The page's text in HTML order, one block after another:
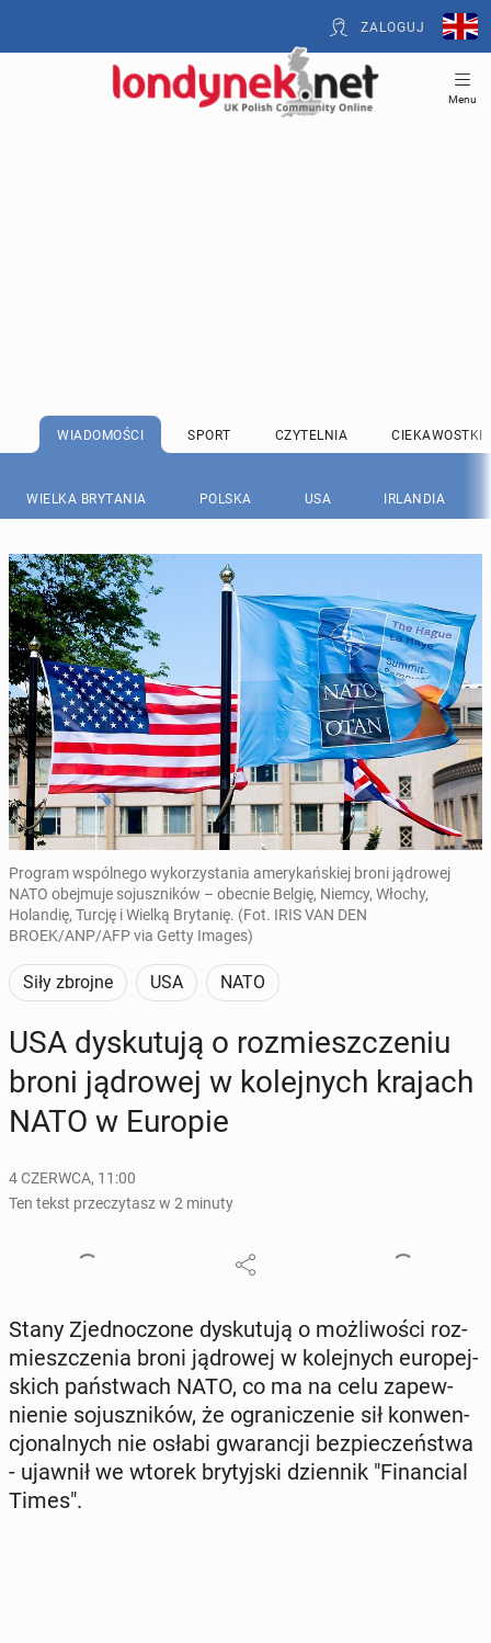
ZALOGUJ
Menu
WIADOMOŚCI SPORT CZYTELNIA CIEKAWOSTKI
WIELKA BRYTANIA POLSKA USA IRLANDIA
Program wspólnego wykorzystania amerykańskiej broni jądrowej
NATO obejmuje sojuszników – obecnie Belgię, Niemcy, Włochy,
Holandię, Turcję i Wielką Brytanię. (Fot. IRIS VAN DEN
BROEK/ANP/AFP via Getty Images)
Siły zbrojne USA NATO
USA dys­ku­tu­ją o roz­miesz­cze­niu
broni ją­dro­wej w ko­lej­nych krajach
NATO w Europie
4 CZERWCA, 11:00
Ten tekst przeczytasz w 2 minuty
Stany Zjed­no­czo­ne dys­ku­tu­ją o moż­li­wo­ści roz­
miesz­cze­nia broni ją­dro­wej w ko­lej­nych eu­ro­pej­
skich pań­stwach NATO, co ma na celu za­pew­
nie­nie so­jusz­ni­ków, że ogra­ni­cze­nie sił kon­wen­
cjo­nal­nych nie osłabi gwa­ran­cji bez­pie­czeń­stwa
- ujawnił we wtorek bry­tyj­ski dzien­nik "Fi­nan­cial
Times".